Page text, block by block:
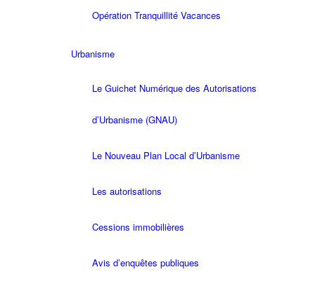
Opération Tranquillité Vacances
Urbanisme
Le Guichet Numérique des Autorisations
d’Urbanisme (GNAU)
Le Nouveau Plan Local d’Urbanisme
Les autorisations
Cessions immobilières
Avis d’enquêtes publiques